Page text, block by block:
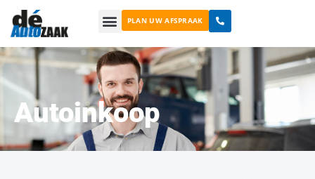
naar
de
inhoud
PLAN UW AFSPRAAK
Autoinkoop